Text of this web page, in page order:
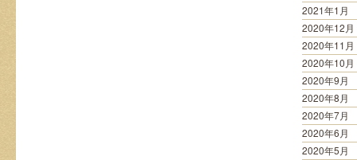
2021年1月
2020年12月
2020年11月
2020年10月
2020年9月
2020年8月
2020年7月
2020年6月
2020年5月